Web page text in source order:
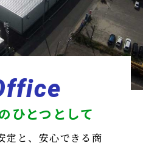
ひとつとして
定と、安心できる商